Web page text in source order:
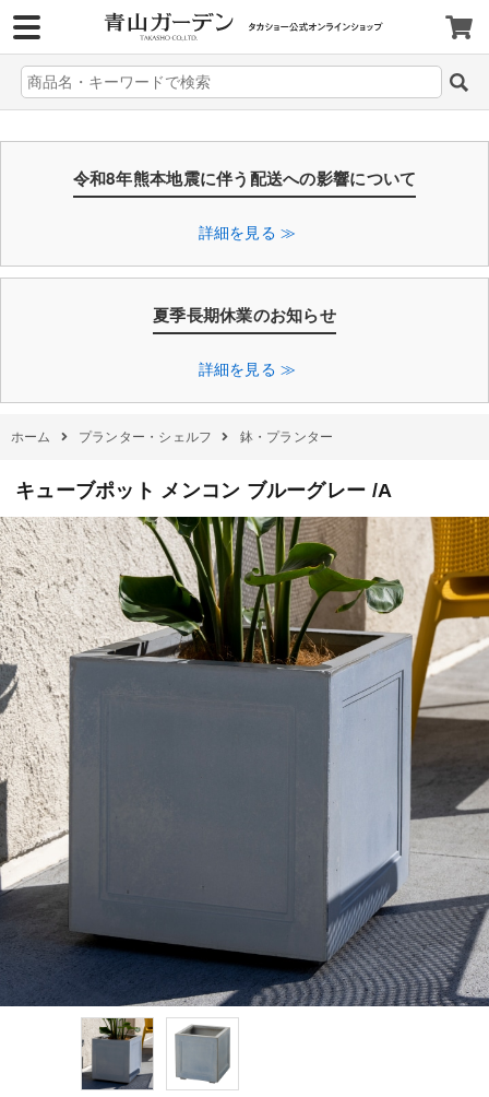
令和8年熊本地震に伴う配送への影響について
詳細を見る ≫
夏季長期休業のお知らせ
詳細を見る ≫
ホーム プランター・シェルフ 鉢・プランター
キューブポット メンコン ブルーグレー /A